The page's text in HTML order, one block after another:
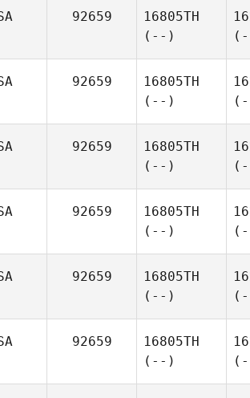
92659
16805TH
(--)
92659
16805TH
(--)
92659
16805TH
(--)
92659
16805TH
(--)
92659
16805TH
(--)
92659
16805TH
(--)